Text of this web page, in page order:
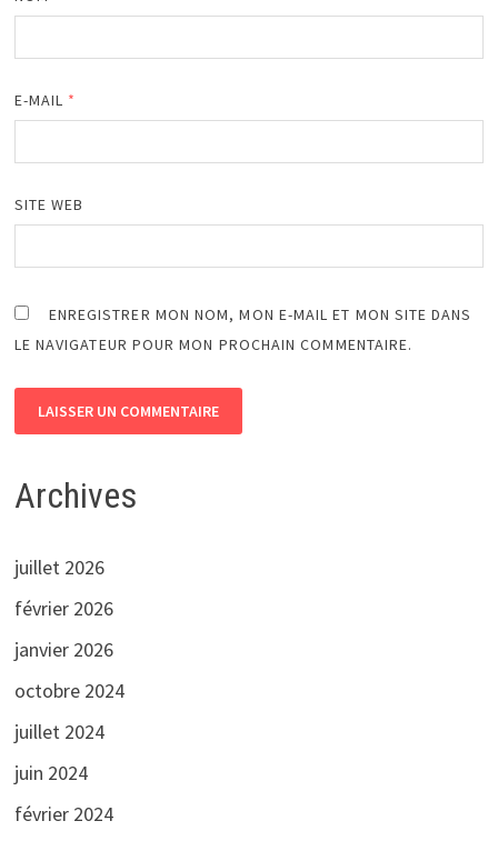
E-MAIL *
SITE WEB
ENREGISTRER MON NOM, MON E-MAIL ET MON SITE DANS
LE NAVIGATEUR POUR MON PROCHAIN COMMENTAIRE.
Archives
juillet 2026
février 2026
janvier 2026
octobre 2024
juillet 2024
juin 2024
février 2024